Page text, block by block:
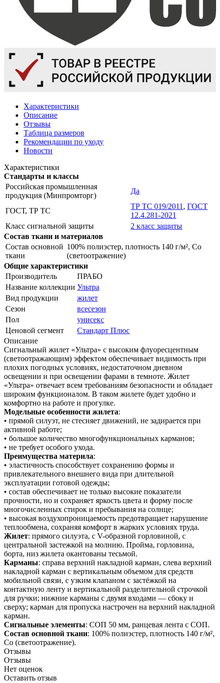
Характеристики
Описание
Отзывы
Таблица размеров
Рекомендации по уходу
Новости
Характеристики
Стандарты и классы
Российская промышленная
продукция (Минпромторг)
Да
ГОСТ, ТР ТС
ТР ТС 019/2011 , ГОСТ
12.4.281-2021
Класс сигнальной защиты
2 класс защиты
Состав ткани и материалов
Состав основной
ткани
100% полиэстер, плотность 140 г/м², Со
(светоотражение)
Общие характеристики
Производитель
ПРАБО
Название коллекции Ультра
Вид продукции
жилет
Сезон
всесезон
Пол
унисекс
Ценовой сегмент
Стандарт Плюс
Описание
Сигнальный жилет «Ультра» с высоким флуоресцентным
(светоотражающим) эффектом обеспечивает видимость при
плохих погодных условиях, недостаточном дневном
освещении и при освещении фарами в темноте. Жилет
«Ультра» отвечает всем требованиям безопасности и обладает
широким функционалом. В таком жилете будет удобно и
комфортно на работе и прогулке.
Модельные особенности жилета:
• прямой силуэт, не стесняет движений, не задирается при
активной работе;
• большое количество многофункциональных карманов;
• не требует особого ухода.
Преимущества материла:
• эластичность способствует сохранению формы и
привлекательного внешнего вида при длительной
эксплуатации готовой одежды;
• состав обеспечивает не только высокие показатели
прочности, но и сохраняет яркость цвета и форму после
многочисленных стирок и пребывания на солнце;
• высокая воздухопроницаемость предотвращает нарушение
теплообмена, сохраняя комфорт в жарких условиях труда.
Жилет: прямого силуэта, с V-образной горловиной, с
центральной застежкой на молнию. Пройма, горловина,
борта, низ жилета окантованы тесьмой.
Карманы: справа верхний накладной карман, слева верхний
накладной карман с вертикальным объемом для средств
мобильной связи, с узким клапаном с застёжкой на
контактную ленту и вертикальной разделительной строчкой
для ручки; нижние карманы с двумя входами — сбоку и
сверху; карман для пропуска настрочен на верхний накладной
карман.
Сигнальные элементы: СОП 50 мм, ранцевая лента с СОП.
Состав основной ткани: 100% полиэстер, плотность 140 г/м²,
Со (светоотражение).
Отзывы
Отзывы
Нет оценок
Оставить отзыв